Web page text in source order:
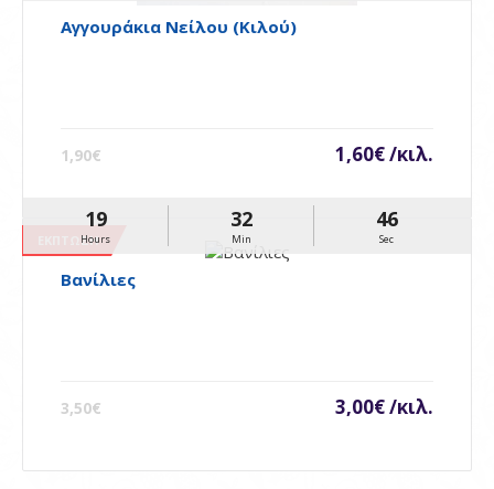
Αγγουράκια Νείλου (Κιλού)
1,90€ 1,60€ /κιλ.
ΈΚΠΤΩΣΗ
19
Hours
32
Min
46
Sec
Βανίλιες
3,50€ 3,00€ /κιλ.